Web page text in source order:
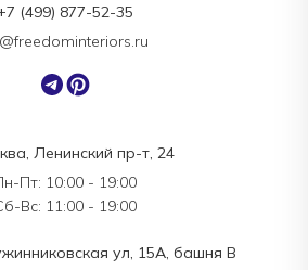
Ленинский пр-т, 24
Пт: 10:00 - 19:00
Вс: 11:00 - 19:00
ул, 15А, башня В
(499) 877-52-35